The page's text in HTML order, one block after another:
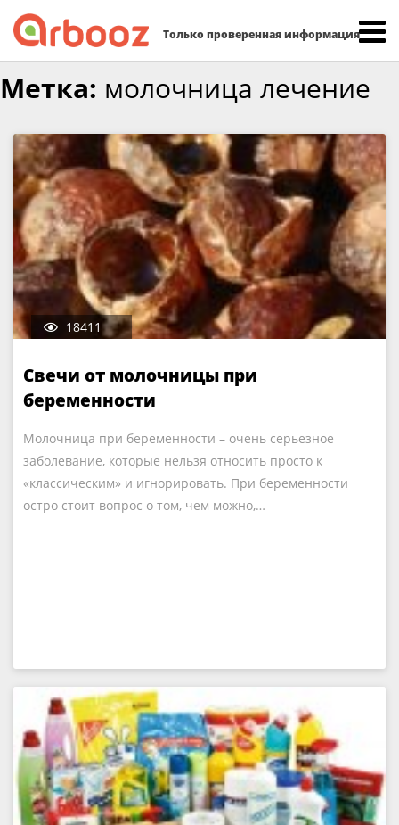
Только проверенная информация
to
Метка: молочница лечение
18411
Свечи от молочницы при
беременности
Молочница при беременности – очень серьезное
заболевание, которые нельзя относить просто к
«классическим» и игнорировать. При беременности
остро стоит вопрос о том, чем можно,…
Найти: